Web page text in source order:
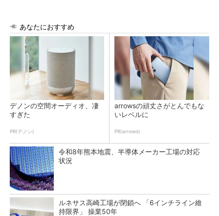
あなたにおすすめ
デノンの空間オーディオ、凄
すぎた
PR(デノン)
arrowsの頑丈さがとんでもな
いレベルに
PR(arrows)
令和8年熊本地震、半導体メーカー工場の対応
状況
ルネサス高崎工場が閉鎖へ 「6インチライン維
持限界」 操業50年